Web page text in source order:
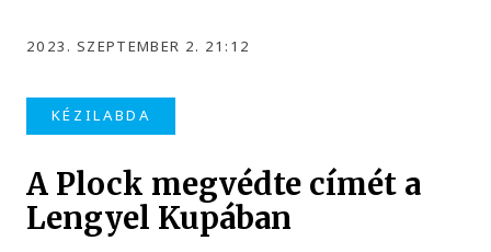
2023. SZEPTEMBER 2. 21:12
KÉZILABDA
A Plock megvédte címét a
Lengyel Kupában